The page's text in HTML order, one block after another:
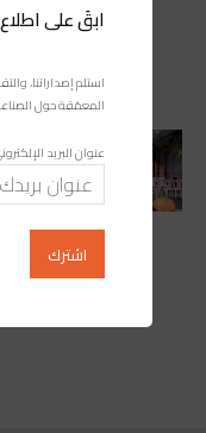
ابقَ على
استلم إصداراتنا،
المعمّقة حول
عنوان البريد